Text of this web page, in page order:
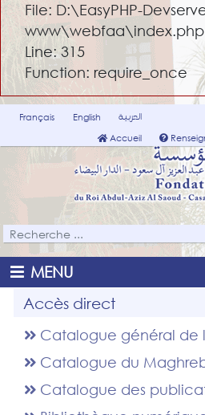
File: D:\EasyPHP-
www\webfaa\index.php
Line: 315
Function: require_once
Français English
العربية
Accueil
MENU
Accès direct
Catalogue général de
Catalogue du
Catalogue des